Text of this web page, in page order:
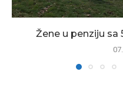
Žene u penziju sa